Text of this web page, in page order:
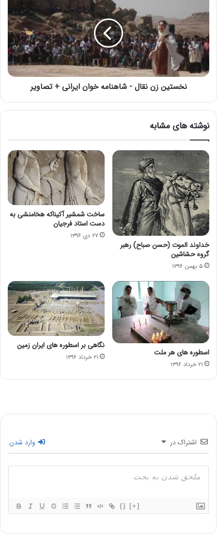
نخستین زن نقال - شاهنامه خوان ایرانی + تصاویر
نوشته های مشابه
خداوند الموت (حسن صباح) رهبر
گروه حشاشین
۵ بهمن ۱۳۹۶
ساخت شمشیر آکیناکه هخامنشی به
دست استاد فرجیان
۲۷ دی ۱۳۹۶
اسطوره های هر ملت
۲۱ خرداد ۱۳۹۶
نگاهی بر اسطوره های ایران زمین
۲۱ خرداد ۱۳۹۶
اشتراک در وارد شدن
{} [+]